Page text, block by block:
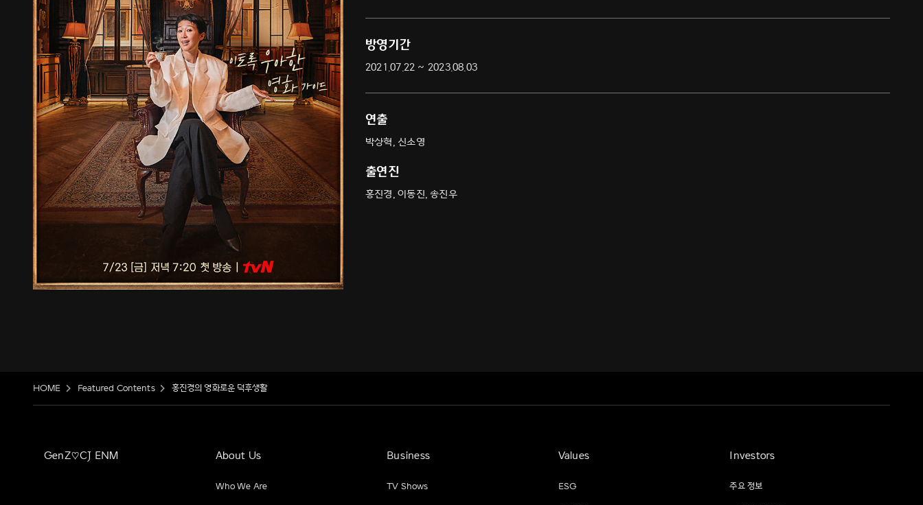
방영기간
2021.07.22 ~ 2023.08.03
연출
박상혁, 신소영
출연진
홍진경, 이동진, 송진우
HOME Featured Contents 홍진경의 영화로운 덕후생활
GenZ♡CJ ENM About Us
Who We Are
Business
TV Shows
Values
ESG
Investors
주요 정보